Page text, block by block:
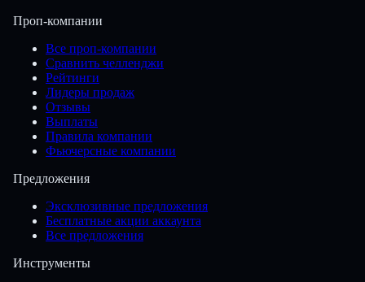
Проп-компании
Все проп-компании
Сравнить челленджи
Рейтинги
Лидеры продаж
Отзывы
Выплаты
Правила компании
Фьючерсные компании
Предложения
Эксклюзивные предложения
Бесплатные акции аккаунта
Все предложения
Инструменты